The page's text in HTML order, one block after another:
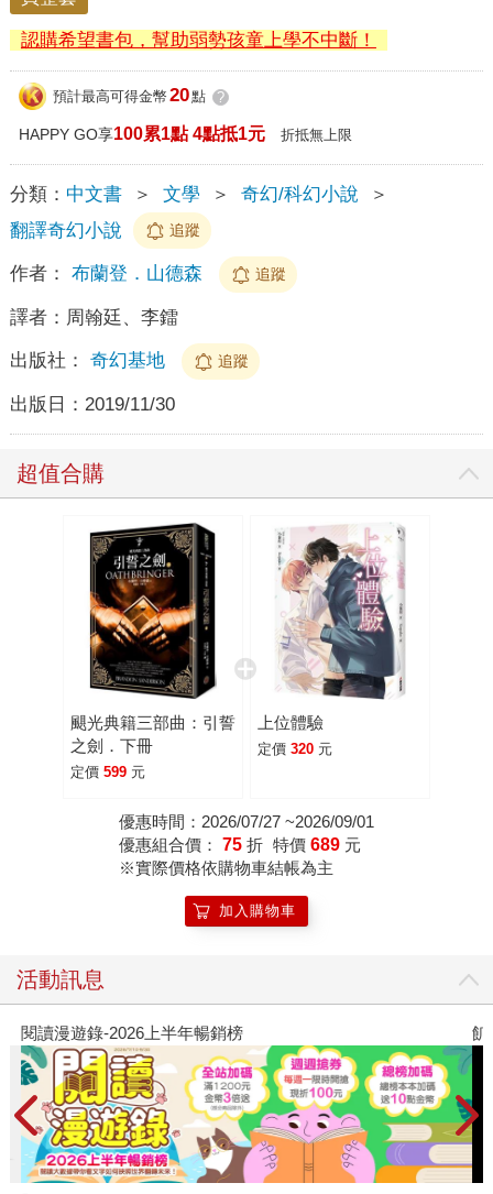
認購希望書包，幫助弱勢孩童上學不中斷！
預計最高可得金幣 20點 ?
HAPPY GO享100累1點 4點抵1元 折抵無上限
分類： 中文書 ＞ 文學 ＞ 奇幻/科幻小說
＞
翻譯奇幻小說
追蹤
作者： 布蘭登．山德森 追蹤
譯者： 周翰廷、李鐳
出版社： 奇幻基地 追蹤
出版日： 2019/11/30
超值合購
颶光典籍三部曲：引誓
之劍．下冊
定價 599 元
上位體驗
定價 320 元
優惠時間：2026/07/27 ~2026/09/01
優惠組合價： 75 折 特價 689 元
※實際價格依購物車結帳為主
加入購物車
活動訊息
閱讀漫遊錄-2026上半年暢銷榜 飢